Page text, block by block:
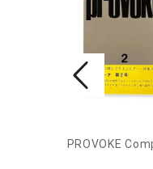
PROVOKE